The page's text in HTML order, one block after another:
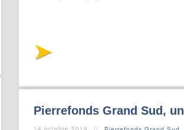
Pierrefonds Grand Sud,